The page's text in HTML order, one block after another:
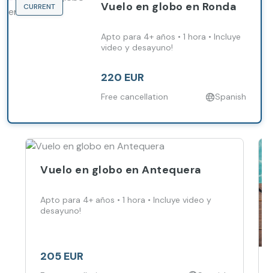
CURRENT Vuelo en globo en Ronda
Apto para 4+ años • 1 hora • Incluye
video y desayuno!
220 EUR
Free cancellation Spanish
Vuelo en globo en Antequera
Apto para 4+ años • 1 hora • Incluye video y
desayuno!
205 EUR